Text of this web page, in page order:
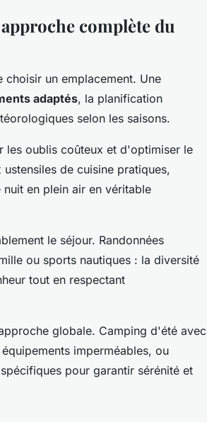
complète du
choisir un emplacement. Une
adaptés, la planification
selon les saisons.
les oublis coûteux et d'optimiser le
de cuisine pratiques,
en plein air en véritable
le séjour. Randonnées
ou sports nautiques : la diversité
tout en respectant
globale. Camping d'été avec
imperméables, ou
pour garantir sérénité et